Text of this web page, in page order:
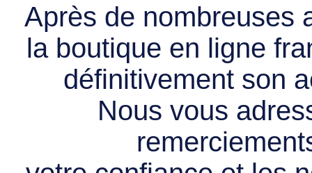
Après de nombreuses
la boutique en ligne
définitivement son
Nous vous